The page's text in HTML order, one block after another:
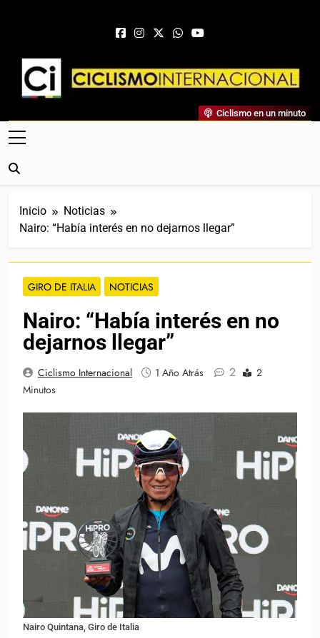
Ciclismo Internacional
Web Dedicada Al Ciclismo Mundial. Entrevistas, Análisis,
Crónicas, Previas Y Más. La Web Ciclista De Referencia.
Ciclismo en un minuto
Inicio
Noticias
Nairo: “Había interés en no dejarnos llegar”
GIRO DE ITALIA NOTICIAS
Nairo: “Había interés en no
dejarnos llegar”
Ciclismo Internacional 1 Año Atrás 2
2
Minutos
Nairo Quintana, Giro de Italia